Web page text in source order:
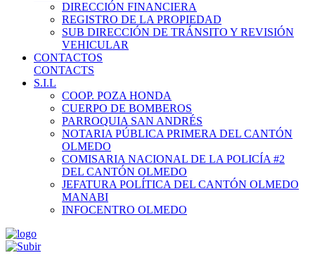
DIRECCIÓN FINANCIERA
REGISTRO DE LA PROPIEDAD
SUB DIRECCIÓN DE TRÁNSITO Y REVISIÓN
VEHICULAR
CONTACTOS
CONTACTS
S.I.L
COOP. POZA HONDA
CUERPO DE BOMBEROS
PARROQUIA SAN ANDRÉS
NOTARIA PÚBLICA PRIMERA DEL CANTÓN
OLMEDO
COMISARIA NACIONAL DE LA POLICÍA #2
DEL CANTÓN OLMEDO
JEFATURA POLÍTICA DEL CANTÓN OLMEDO
MANABI
INFOCENTRO OLMEDO